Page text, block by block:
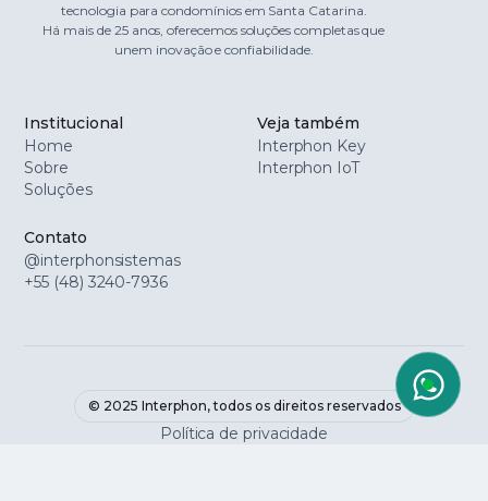
tecnologia para condomínios em Santa Catarina.
Há mais de 25 anos, oferecemos soluções completas que
unem inovação e confiabilidade.
Institucional
Home
Sobre
Soluções
Veja também
Interphon Key
Interphon IoT
Contato
@interphonsistemas
+55 (48) 3240-7936
© 2025 Interphon, todos os direitos reservados
Política de privacidade